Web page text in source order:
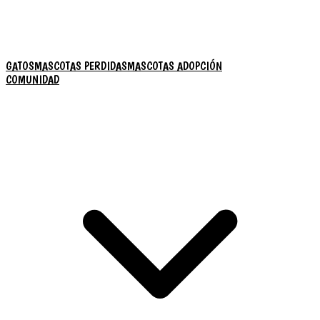
GATOSMASCOTAS PERDIDASMASCOTAS ADOPCIÓN
COMUNIDAD